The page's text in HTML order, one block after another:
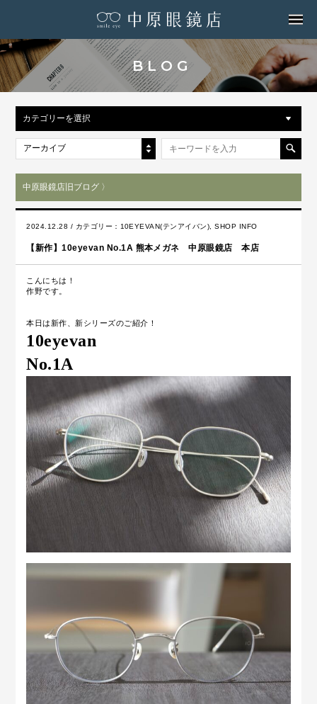
BLOG
カテゴリーを選択
アーカイブ
中原眼鏡店旧ブログ 〉
2024.12.28 / カテゴリー： 10EYEVAN(テンアイバン) ,SHOP INFO
【新作】10eyevan No.1A 熊本メガネ 中原眼鏡店 本店
こんにちは！
作野です。
本日は新作、新シリーズのご紹介！
10eyevan
No.1A